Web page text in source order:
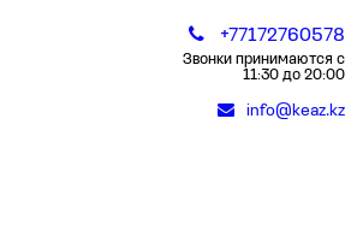
+77172760578
Звонки принимаются с
11:30 до 20:00
info@keaz.kz